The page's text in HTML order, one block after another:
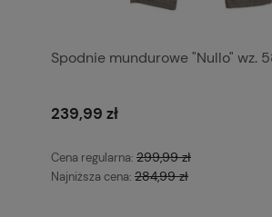
Spodnie mundurowe "Nullo" wz.
239,99 zł
Cena regularna: 299,99 zł
Najniższa cena: 284,99 zł